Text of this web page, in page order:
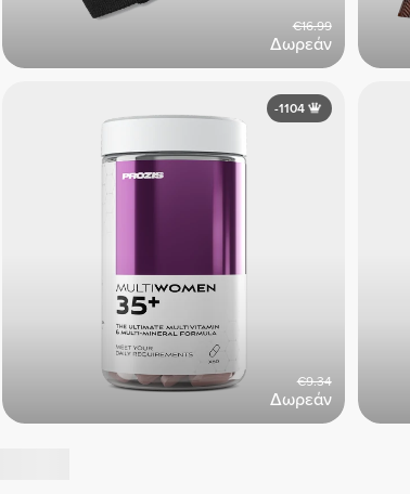
Δωρεάν
€16.99
Δωρεάν
€9.34
-1104